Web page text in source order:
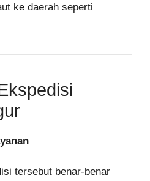
ke daerah seperti
tersebut benar-benar